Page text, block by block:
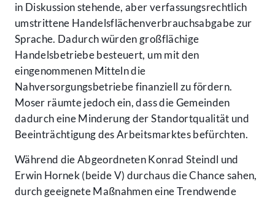
in Diskussion stehende, aber verfassungsrechtlich
umstrittene Handelsflächenverbrauchsabgabe zur
Sprache. Dadurch würden großflächige
Handelsbetriebe besteuert, um mit den
eingenommenen Mitteln die
Nahversorgungsbetriebe finanziell zu fördern.
Moser räumte jedoch ein, dass die Gemeinden
dadurch eine Minderung der Standortqualität und
Beeinträchtigung des Arbeitsmarktes befürchten.
Während die Abgeordneten Konrad Steindl und
Erwin Hornek (beide V) durchaus die Chance sahen,
durch geeignete Maßnahmen eine Trendwende